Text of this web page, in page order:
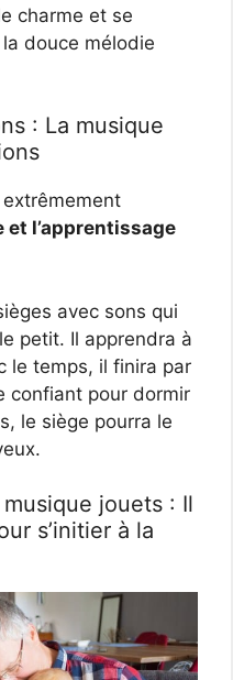
charme et se
douce mélodie
: La musique
et l’apprentissage
avec sons qui
petit. Il apprendra à
le temps, il finira par
confiant pour dormir
le siège pourra le
jouets : Il
s’initier à la